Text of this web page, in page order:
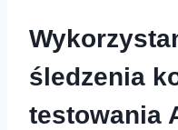
śledzenia
testowania